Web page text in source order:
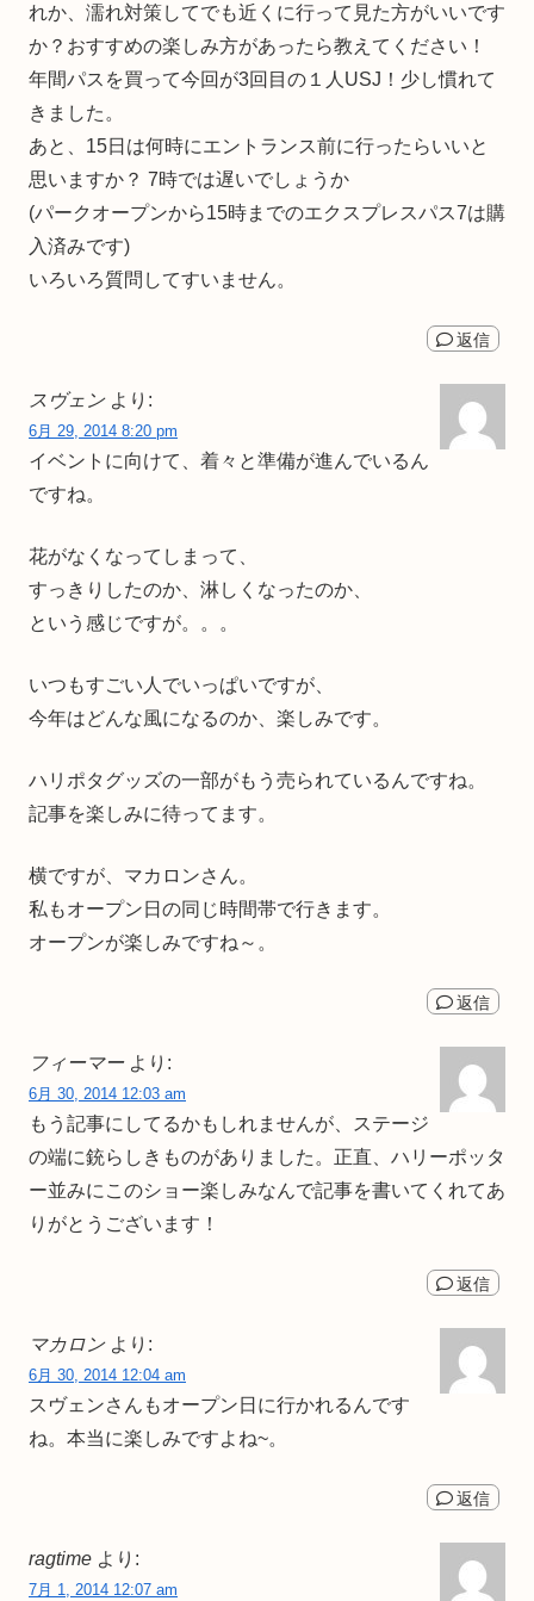
れか、濡れ対策してでも近くに行って見た方がいいです
か？おすすめの楽しみ方があったら教えてください！
年間パスを買って今回が3回目の１人USJ！少し慣れて
きました。
あと、15日は何時にエントランス前に行ったらいいと
思いますか？ 7時では遅いでしょうか
(パークオープンから15時までのエクスプレスパス7は購
入済みです)
いろいろ質問してすいません。
返信
スヴェン より:
6月 29, 2014 8:20 pm
イベントに向けて、着々と準備が進んでいるん
ですね。
花がなくなってしまって、
すっきりしたのか、淋しくなったのか、
という感じですが。。。
いつもすごい人でいっぱいですが、
今年はどんな風になるのか、楽しみです。
ハリポタグッズの一部がもう売られているんですね。
記事を楽しみに待ってます。
横ですが、マカロンさん。
私もオープン日の同じ時間帯で行きます。
オープンが楽しみですね～。
返信
フィーマー より:
6月 30, 2014 12:03 am
もう記事にしてるかもしれませんが、ステージ
の端に銃らしきものがありました。正直、ハリーポッタ
ー並みにこのショー楽しみなんで記事を書いてくれてあ
りがとうございます！
返信
マカロン より:
6月 30, 2014 12:04 am
スヴェンさんもオープン日に行かれるんです
ね。本当に楽しみですよね~。
返信
ragtime より:
7月 1, 2014 12:07 am